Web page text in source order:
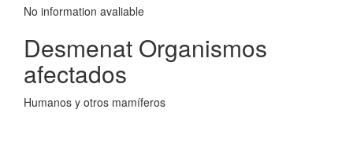
No information avaliable
Desmenat Organismos
afectados
Humanos y otros mamíferos